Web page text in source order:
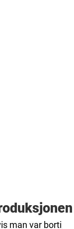
man var borti